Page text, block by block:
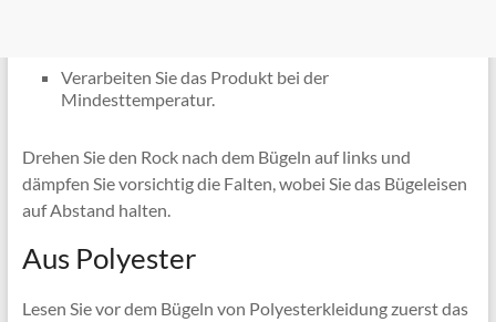
Verarbeiten Sie das Produkt bei der
Mindesttemperatur.
Drehen Sie den Rock nach dem Bügeln auf links und
dämpfen Sie vorsichtig die Falten, wobei Sie das Bügeleisen
auf Abstand halten.
Aus Polyester
Lesen Sie vor dem Bügeln von Polyesterkleidung zuerst das